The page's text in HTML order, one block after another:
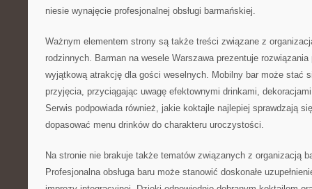
niesie wynajęcie profesjonalnej obsługi barmańskiej.
Ważnym elementem strony są także treści związane z
rodzinnych. Barman na wesele Warszawa prezentuje
wyjątkową atrakcję dla gości weselnych. Mobilny bar może stać
przyjęcia, przyciągając uwagę efektownymi drinkami,
Serwis podpowiada również, jakie koktajle najlepiej sprawdzają
dopasować menu drinków do charakteru uroczystości.
Na stronie nie brakuje także tematów związanych z organizacją
Profesjonalna obsługa baru może stanowić doskonałe